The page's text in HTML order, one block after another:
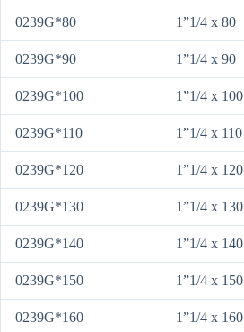
0239G*80 1”1/4 x 80
0239G*90 1”1/4 x 90
0239G*100 1”1/4 x 100
0239G*110 1”1/4 x 110
0239G*120 1”1/4 x 120
0239G*130 1”1/4 x 130
0239G*140 1”1/4 x 140
0239G*150 1”1/4 x 150
0239G*160 1”1/4 x 160